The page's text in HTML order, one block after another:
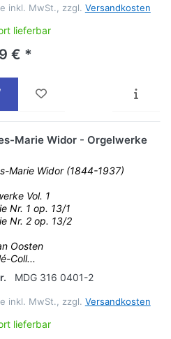
inkl. MwSt., zzgl. Versandkosten
lieferbar
€ *
Marie Widor - Orgelwerke
Marie Widor (1844-1937)
Vol. 1
Nr. 1 op. 13/1
Nr. 2 op. 13/2
Oosten
Coll...
MDG 316 0401-2
inkl. MwSt., zzgl. Versandkosten
lieferbar